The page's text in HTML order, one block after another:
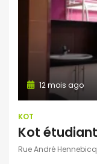
12 mois ago
KOT
Kot
Rue André